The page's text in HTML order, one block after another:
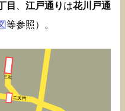
目 江戸通り は花川戸通
等参照）。